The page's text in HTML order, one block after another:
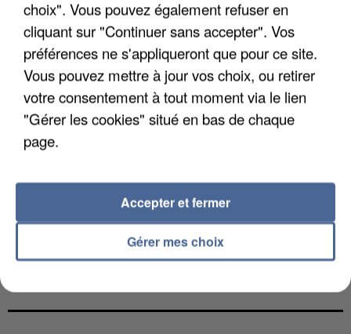
L’UN DES FONDATEURS SUPPOSÉS DE LA DZ
choix". Vous pouvez également refuser en
cliquant sur "Continuer sans accepter". Vos
préférences ne s'appliqueront que pour ce site.
Vous pouvez mettre à jour vos choix, ou retirer
votre consentement à tout moment via le lien
"Gérer les cookies" situé en bas de chaque
page.
Gérer mes choix
Accepter et fermer